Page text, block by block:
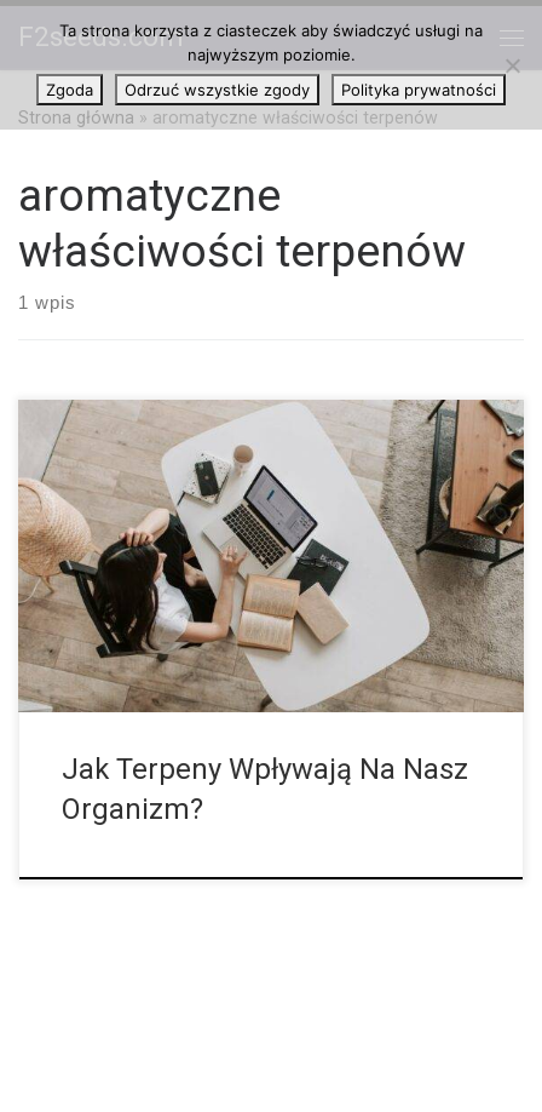
Przejdź do treści
F2seeds.com
Strona główna » aromatyczne właściwości terpenów
aromatyczne
właściwości terpenów
1 wpis
Jak terpeny wpływają na nasz organizm? Świadomość
aromatycznych właściwości terpenów nie jest nowa. Ludzie od
dawna wykorzystują żywe zapachy związane z terpenami do
formułowania olejków eterycznych do praktyk takich jak
aromaterapia. Na przykład każdy, kto nakłada olejek lawendowy
– który zawiera linalol – za uszami, aby się zrelaksować, może
zaświadczyć o zmieniającej nastrój magii terpenów. Podobnie
odmiany konopi, takie jak Bubba Kush, bogate w łagodzący
stres mircen, kariofilen i limonen, […]
Jak Terpeny Wpływają Na Nasz
Organizm?
Ta strona korzysta z ciasteczek aby świadczyć usługi na
najwyższym poziomie.
Zgoda
Odrzuć wszystkie zgody Polityka prywatności